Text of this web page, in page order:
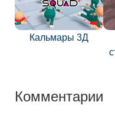
Кальмары 3Д
Комментарии